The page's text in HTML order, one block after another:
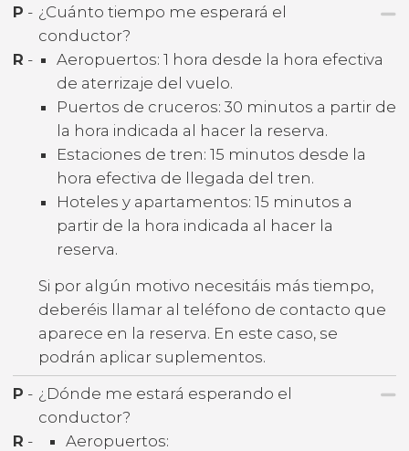
P - ¿Cuánto tiempo me esperará el
conductor?
R -
Aeropuertos: 1 hora desde la hora efectiva
de aterrizaje del vuelo.
Puertos de cruceros: 30 minutos a partir de
la hora indicada al hacer la reserva.
Estaciones de tren: 15 minutos desde la
hora efectiva de llegada del tren.
Hoteles y apartamentos: 15 minutos a
partir de la hora indicada al hacer la
reserva.
Si por algún motivo necesitáis más tiempo,
deberéis llamar al teléfono de contacto que
aparece en la reserva. En este caso, se
podrán aplicar suplementos.
P - ¿Dónde me estará esperando el
conductor?
R -
Aeropuertos: